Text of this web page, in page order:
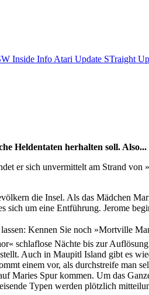
Inside Info Atari Update STraight Up
Heldentaten herhalten soll. Also...
er sich unvermittelt am Strand
die Insel. Als das Mädchen
sich um eine Entführung. Jerome
Kennen Sie noch »Mortville
schlaflose Nächte bis zur
Auch in Maupitl Island gibt es
einem vor, als durchstreife man
Maries Spur kommen. Um das
Typen werden plötzlich